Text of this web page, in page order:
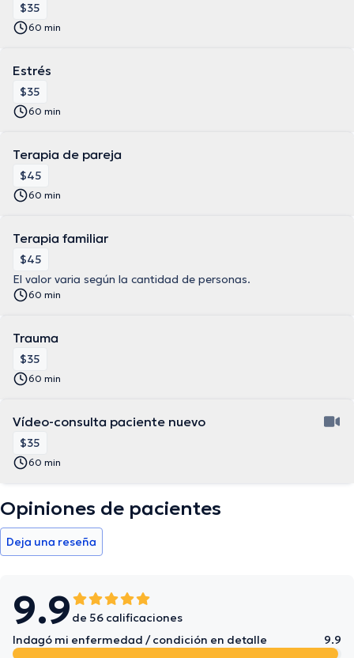
$35
60 min
Estrés
$35
60 min
Terapia de pareja
$45
60 min
Terapia familiar
$45
El valor varia según la cantidad de personas.
60 min
Trauma
$35
60 min
Vídeo-consulta paciente nuevo
$35
60 min
Opiniones de pacientes
Deja una reseña
9.9 de 56 calificaciones
Indagó mi enfermedad / condición en detalle
9.9